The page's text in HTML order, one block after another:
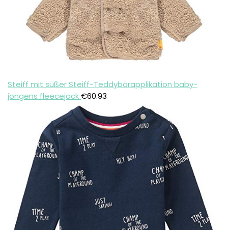
Steiff mit süßer Steiff-Teddybärapplikation baby-
jongens fleecejack€60.93